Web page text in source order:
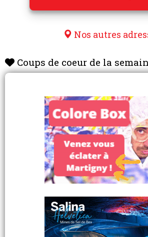
Nos autres
Coups de coeur de la